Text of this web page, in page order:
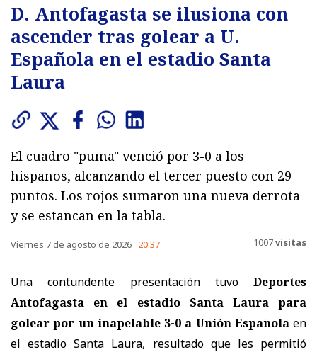
D. Antofagasta se ilusiona con
ascender tras golear a U.
Española en el estadio Santa
Laura
El cuadro "puma" venció por 3-0 a los
hispanos, alcanzando el tercer puesto con 29
puntos. Los rojos sumaron una nueva derrota
y se estancan en la tabla.
Viernes 7 de agosto de 2026 20:37 1007visitas
Una contundente presentación tuvo Deportes
Antofagasta en el estadio Santa Laura para
golear por un inapelable 3-0 a Unión Españolaen
el estadio Santa Laura, resultado que les permitió